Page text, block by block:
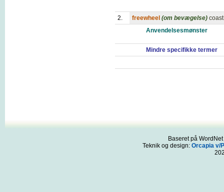
2. freewheel (om bevægelse)
Anvendelsesmønster
Mindre specifikke termer
Baseret på
Teknik og design: Orcapia v/